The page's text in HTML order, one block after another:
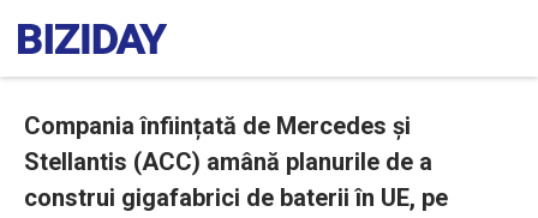
Compania înființată de Mercedes și
Stellantis (ACC) amână planurile de a
construi gigafabrici de baterii în UE, pe